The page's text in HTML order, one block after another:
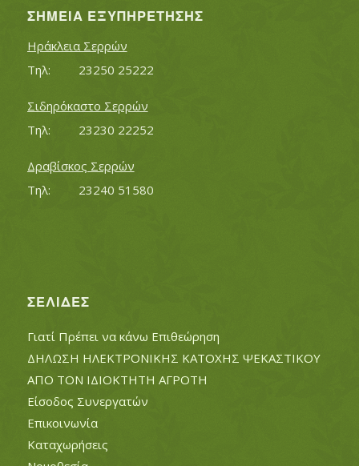
ΣΗΜΕΊΑ ΕΞΥΠΗΡΈΤΗΣΗΣ
Ηράκλεια Σερρών
Τηλ:		23250 25222
Σιδηρόκαστο Σερρών
Τηλ:		23230 22252
Δραβίσκος Σερρών
Τηλ:		23240 51580
ΣΕΛΊΔΕΣ
Γιατί Πρέπει να κάνω Επιθεώρηση
ΔΗΛΩΣΗ ΗΛΕΚΤΡΟΝΙΚΗΣ ΚΑΤΟΧΗΣ ΨΕΚΑΣΤΙΚΟΥ
ΑΠΟ ΤΟΝ ΙΔΙΟΚΤΗΤΗ ΑΓΡΟΤΗ
Είσοδος Συνεργατών
Επικοινωνία
Καταχωρήσεις